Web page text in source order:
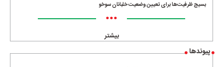
بسیج ظرفیت‌ها برای تعیین وضعیت خلبانان سوخو
•••
بیشتر
پیوندها